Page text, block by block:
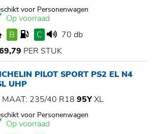
voor Personenwagen
Op voorraad
B
C
70 db
PER STUK
PILOT SPORT PS2 EL N4
UHP
MAAT: 235/40 R18 95YXL
voor Personenwagen
Op voorraad